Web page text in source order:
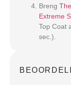
Breng
Extreme
Top Coat
sec.).